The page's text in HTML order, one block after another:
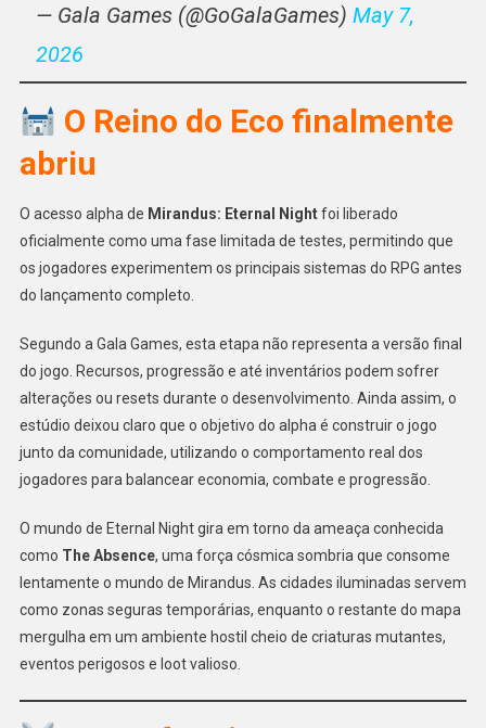
— Gala Games (@GoGalaGames) May 7,
2026
O Reino do Eco finalmente
abriu
O acesso alpha de Mirandus: Eternal Nightfoi liberado
oficialmente como uma fase limitada de testes, permitindo que
os jogadores experimentem os principais sistemas do RPG antes
do lançamento completo.
Segundo a Gala Games, esta etapa não representa a versão final
do jogo. Recursos, progressão e até inventários podem sofrer
alterações ou resets durante o desenvolvimento. Ainda assim, o
estúdio deixou claro que o objetivo do alpha é construir o jogo
junto da comunidade, utilizando o comportamento real dos
jogadores para balancear economia, combate e progressão.
O mundo de Eternal Night gira em torno da ameaça conhecida
como The Absence, uma força cósmica sombria que consome
lentamente o mundo de Mirandus. As cidades iluminadas servem
como zonas seguras temporárias, enquanto o restante do mapa
mergulha em um ambiente hostil cheio de criaturas mutantes,
eventos perigosos e loot valioso.